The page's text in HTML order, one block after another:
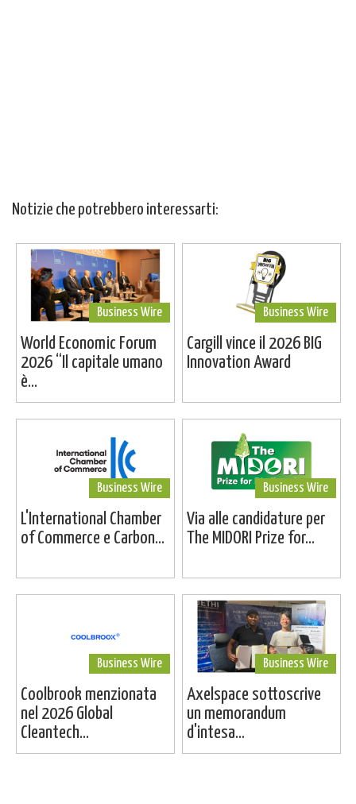
Notizie che potrebbero interessarti:
Business Wire
World Economic Forum
2026 “Il capitale umano
è...
Business Wire
Cargill vince il 2026 BIG
Innovation Award
Business Wire
L'International Chamber
of Commerce e Carbon...
Business Wire
Via alle candidature per
The MIDORI Prize for...
Business Wire
Coolbrook menzionata
nel 2026 Global
Cleantech...
Business Wire
Axelspace sottoscrive
un memorandum
d'intesa...